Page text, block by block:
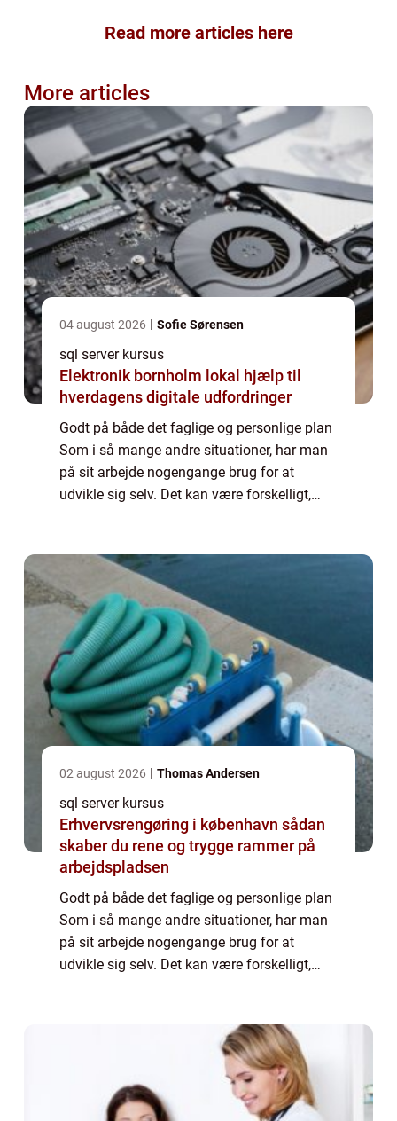
Read more articles here
More articles
04 august 2026 Sofie Sørensen
sql server kursus
Elektronik bornholm lokal hjælp til
hverdagens digitale udfordringer
Godt på både det faglige og personlige plan
Som i så mange andre situationer, har man
på sit arbejde nogengange brug for at
udvikle sig selv. Det kan være forskelligt,
02 august 2026 Thomas Andersen
sql server kursus
Erhvervsrengøring i københavn sådan
skaber du rene og trygge rammer på
arbejdspladsen
Godt på både det faglige og personlige plan
Som i så mange andre situationer, har man
på sit arbejde nogengange brug for at
udvikle sig selv. Det kan være forskelligt,